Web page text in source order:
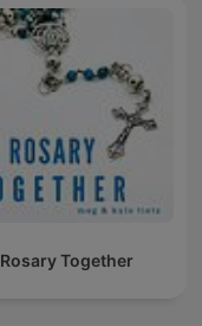
Rosary Together